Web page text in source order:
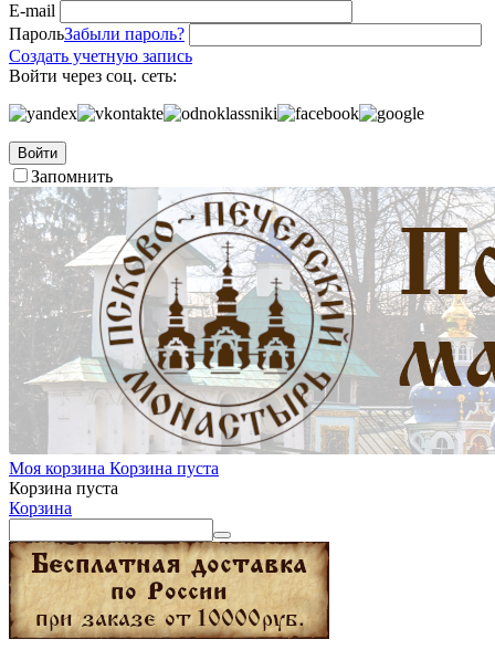
E-mail
ПарольЗабыли пароль?
Создать учетную запись
Войти через соц. сеть:
Войти
Запомнить
Моя корзина Корзина пуста
Корзина пуста
Корзина